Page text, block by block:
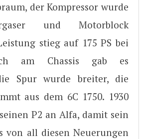
der Kompressor wurde
und Motorblock
stieg auf 175 PS bei
am Chassis gab es
Spur wurde breiter, die
aus dem 6C 1750. 1930
P2 an Alfa, damit sein
von all diesen Neuerungen